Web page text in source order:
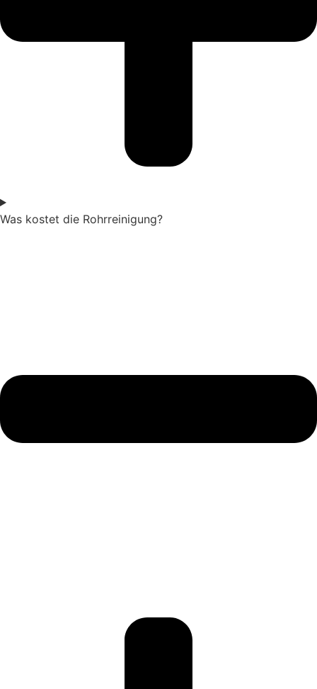
Was kostet die Rohrreinigung?